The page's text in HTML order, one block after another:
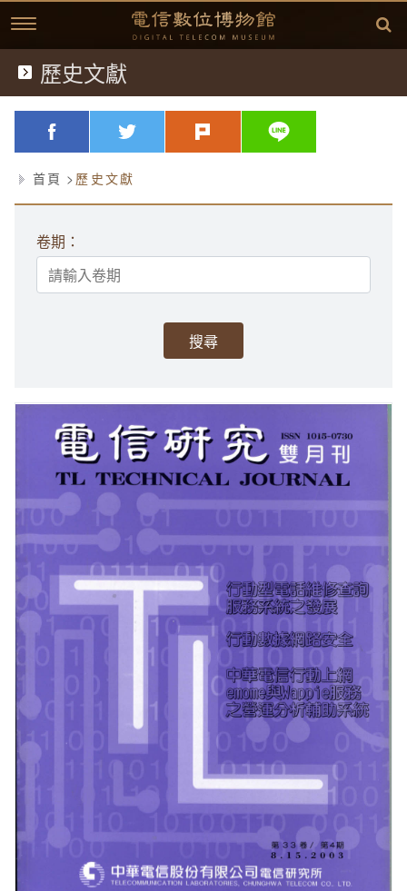
跳
到
主
要
典藏文物
歷史文獻
歷史影片
臺灣電信發展
故事開始
(1877)台灣電信的開始
(1950)供不應求
(1960)跨入太空通信
(1970)全台通信網的健全
(1980)多變的年代
(1990)電信大競爭
延伸閱讀
相關資訊
相關網站
延伸文章
中華電信故事專區
方賢齊先生大事記
著作清單
生平剪影
追思影片(另開新視窗)
歷史文獻
略過字型切換，社群分享工具列
facebook twitter plurk
首頁 歷史文獻
卷期：